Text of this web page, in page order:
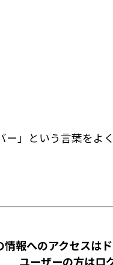
」という言葉をよ
情報へのアクセスは
ユーザーの方はロ